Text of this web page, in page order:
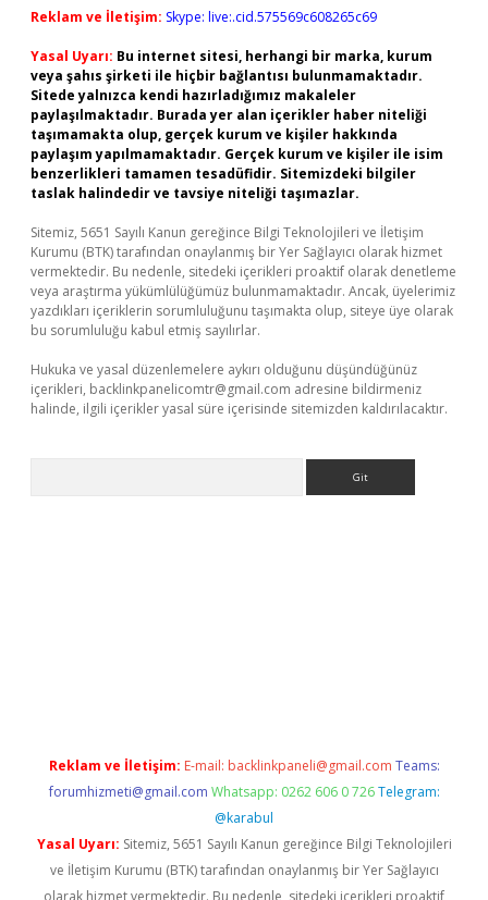
Reklam ve İletişim: Skype: live:.cid.575569c608265c69
Yasal Uyarı: Bu internet sitesi, herhangi bir marka, kurum
veya şahıs şirketi ile hiçbir bağlantısı bulunmamaktadır.
Sitede yalnızca kendi hazırladığımız makaleler
paylaşılmaktadır. Burada yer alan içerikler haber niteliği
taşımamakta olup, gerçek kurum ve kişiler hakkında
paylaşım yapılmamaktadır. Gerçek kurum ve kişiler ile isim
benzerlikleri tamamen tesadüfidir. Sitemizdeki bilgiler
taslak halindedir ve tavsiye niteliği taşımazlar.
Sitemiz, 5651 Sayılı Kanun gereğince Bilgi Teknolojileri ve İletişim
Kurumu (BTK) tarafından onaylanmış bir Yer Sağlayıcı olarak hizmet
vermektedir. Bu nedenle, sitedeki içerikleri proaktif olarak denetleme
veya araştırma yükümlülüğümüz bulunmamaktadır. Ancak, üyelerimiz
yazdıkları içeriklerin sorumluluğunu taşımakta olup, siteye üye olarak
bu sorumluluğu kabul etmiş sayılırlar.
Hukuka ve yasal düzenlemelere aykırı olduğunu düşündüğünüz
içerikleri, backlinkpanelicomtr@gmail.com adresine bildirmeniz
halinde, ilgili içerikler yasal süre içerisinde sitemizden kaldırılacaktır.
Reklam ve İletişim: E-mail: backlinkpaneli@gmail.com Teams:
forumhizmeti@gmail.com Whatsapp: 0262 606 0 726 Telegram:
@karabul
Yasal Uyarı: Sitemiz, 5651 Sayılı Kanun gereğince Bilgi Teknolojileri
ve İletişim Kurumu (BTK) tarafından onaylanmış bir Yer Sağlayıcı
olarak hizmet vermektedir. Bu nedenle, sitedeki içerikleri proaktif